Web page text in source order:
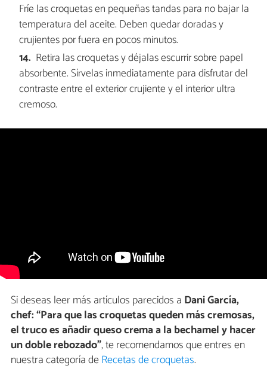
Fríe las croquetas en pequeñas tandas para no bajar la
temperatura del aceite. Deben quedar doradas y
crujientes por fuera en pocos minutos.
Retira las croquetas y déjalas escurrir sobre papel
absorbente. Sírvelas inmediatamente para disfrutar del
contraste entre el exterior crujiente y el interior ultra
cremoso.
Si deseas leer más artículos parecidos a Dani García,
chef: “Para que las croquetas queden más cremosas,
el truco es añadir queso crema a la bechamel y hacer
un doble rebozado”, te recomendamos que entres en
nuestra categoría deRecetas de croquetas.